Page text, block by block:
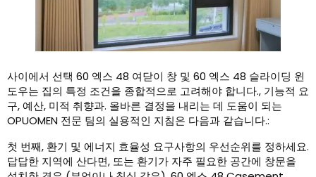
사이에서 선택 60 엑스 48 여닫이 창 및 60 엑스 48 슬라이딩 윈
도우는 집의 특정 조건을 종합적으로 고려해야 합니다., 기능적 요
구, 예산, 미적 취향과. 올바른 결정을 내리는 데 도움이 되는
OPUOMEN 전문 팀의 실용적인 지침은 다음과 같습니다.:
첫 번째, 환기 및 에너지 효율성 요구사항의 우선순위를 정하세요.
답답한 지역에 산다면, 또는 환기가 자주 필요한 공간에 창문을